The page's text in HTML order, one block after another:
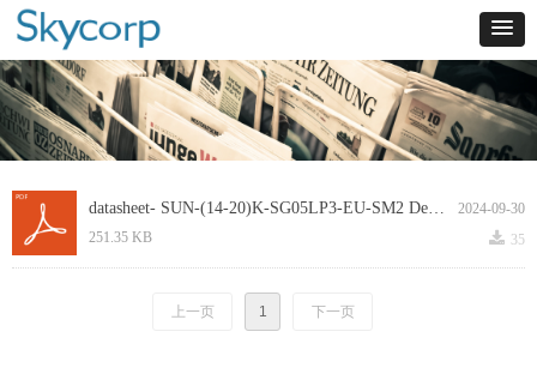
2024-09-30
datasheet- SUN-(14-20)K-SG05LP3-EU-SM2 Deye.pdf
끂 35
251.35 KB
上一页 1 下一页